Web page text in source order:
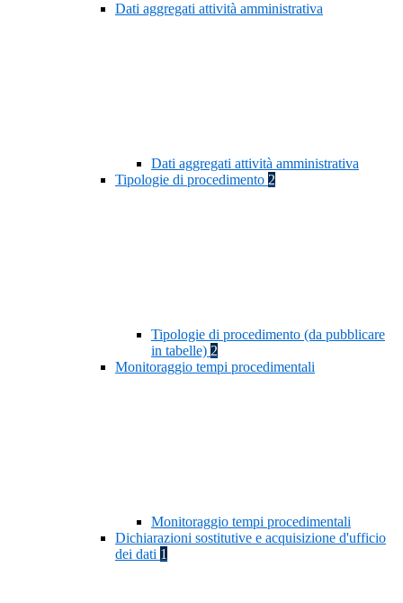
Dati aggregati attività amministrativa
Dati aggregati attività amministrativa
Tipologie di procedimento 2
Tipologie di procedimento (da pubblicare
in tabelle) 2
Monitoraggio tempi procedimentali
Monitoraggio tempi procedimentali
Dichiarazioni sostitutive e acquisizione d'ufficio
dei dati 1